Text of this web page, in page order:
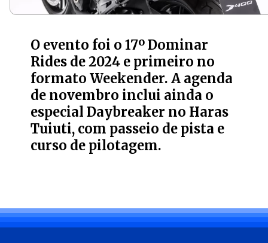
O evento foi o 17º Dominar
Rides de 2024 e primeiro no
formato Weekender. A agenda
de novembro inclui ainda o
especial Daybreaker no Haras
Tuiuti, com passeio de pista e
curso de pilotagem.